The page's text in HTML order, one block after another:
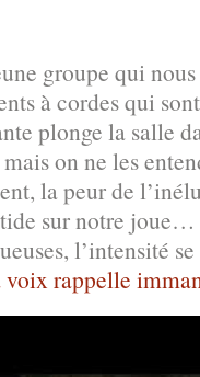
groupe qui
à cordes qui
plonge la salle
on ne les
la peur de
sur notre
l’intensité
voix rappelle